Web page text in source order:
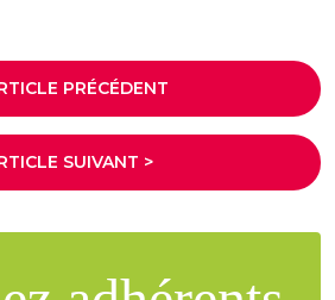
PRÉCÉDENT
SUIVANT >